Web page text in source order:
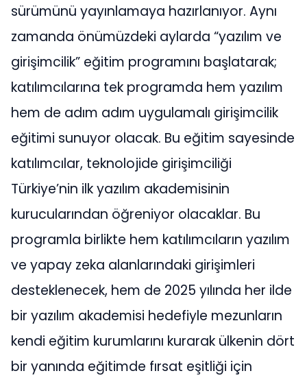
sürümünü yayınlamaya hazırlanıyor. Aynı
zamanda önümüzdeki aylarda “yazılım ve
girişimcilik” eğitim programını başlatarak;
katılımcılarına tek programda hem yazılım
hem de adım adım uygulamalı girişimcilik
eğitimi sunuyor olacak. Bu eğitim sayesinde
katılımcılar, teknolojide girişimciliği
Türkiye’nin ilk yazılım akademisinin
kurucularından öğreniyor olacaklar. Bu
programla birlikte hem katılımcıların yazılım
ve yapay zeka alanlarındaki girişimleri
desteklenecek, hem de 2025 yılında her ilde
bir yazılım akademisi hedefiyle mezunların
kendi eğitim kurumlarını kurarak ülkenin dört
bir yanında eğitimde fırsat eşitliği için